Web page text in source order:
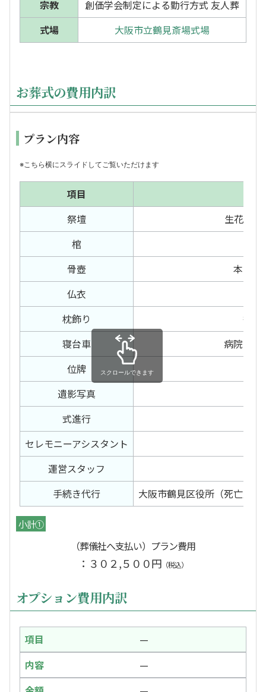
宗教
創価学会制定による勤行方式 友人葬
式場
大阪市立鶴見斎場式場
お葬式の費用内訳
プラン内容
※こちら横にスライドしてご覧いただけます
項目
祭壇
生花祭壇
棺
骨壺
本骨箱
仏衣
枕飾り
後飾
寝台車
病院〜預
位牌
遺影写真
式進行
セレモニーアシスタント
運営スタッフ
手続き代行
大阪市鶴見区役所（死亡届
スクロールできます
小計①
（葬儀社へ支払い）プラン費用
：３０２,５００円 （税込）
オプション費用内訳
—
—